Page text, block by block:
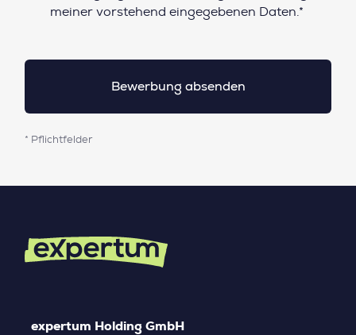
meiner vorstehend eingegebenen Daten.*
* Pflichtfelder
expertum Holding GmbH